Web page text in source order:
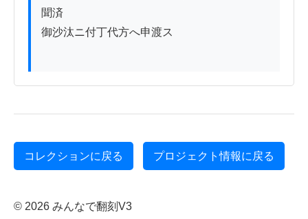
聞済
御沙汰ニ付丁代方へ申渡ス
コレクションに戻る プロジェクト情報に戻る
© 2026 みんなで翻刻V3